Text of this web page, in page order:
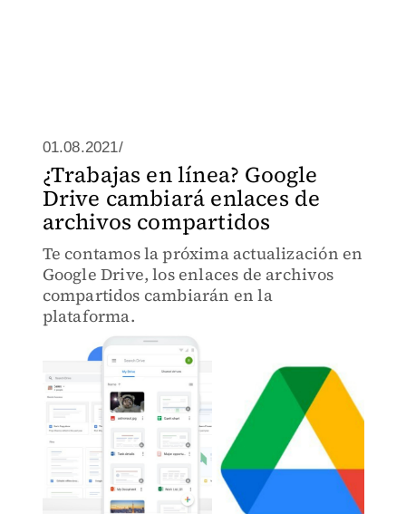
01.08.2021/
¿Trabajas en línea? Google
Drive cambiará enlaces de
archivos compartidos
Te contamos la próxima actualización en
Google Drive, los enlaces de archivos
compartidos cambiarán en la
plataforma.